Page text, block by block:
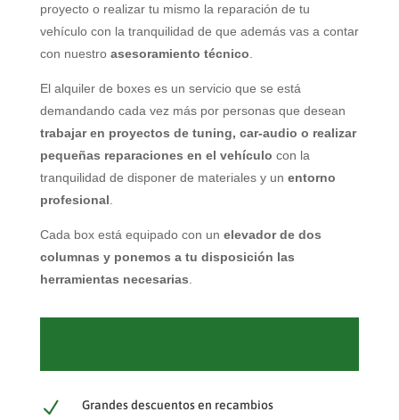
proyecto o realizar tu mismo la reparación de tu
vehículo con la tranquilidad de que además vas a contar
con nuestroasesoramiento técnico
El alquiler de boxes es un servicio que se está
demandando cada vez más por personas que desean
trabajar en proyectos de tuning, car-audio o realizar
pequeñas reparaciones en el vehículo con la
tranquilidad de disponer de materiales y un entorno
profesional
Cada box está equipado con un elevador de dos
columnas y ponemos a tu disposición las
herramientas necesarias
N
Grandes descuentos en recambios